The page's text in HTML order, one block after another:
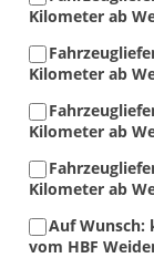
Kilometer ab
Kilometer ab
Kilometer ab
Kilometer ab
Auf Wunsch:
vom HBF